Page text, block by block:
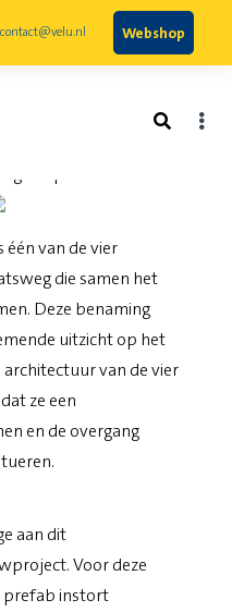
contact@velu.nl Webshop
op Zoom
één van de vier
die samen het
Deze benaming
uitzicht op het
architectuur van de vier
ze een
en de overgang
aan dit
Voor deze
prefab instort